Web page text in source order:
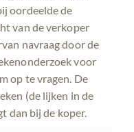
oordeelde de
van de verkoper
navraag door de
voor
op te vragen. De
(de lijken in de
dan bij de koper.